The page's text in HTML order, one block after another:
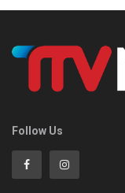
Follow Us